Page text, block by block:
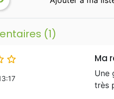
(1)
 Ma
Une
très